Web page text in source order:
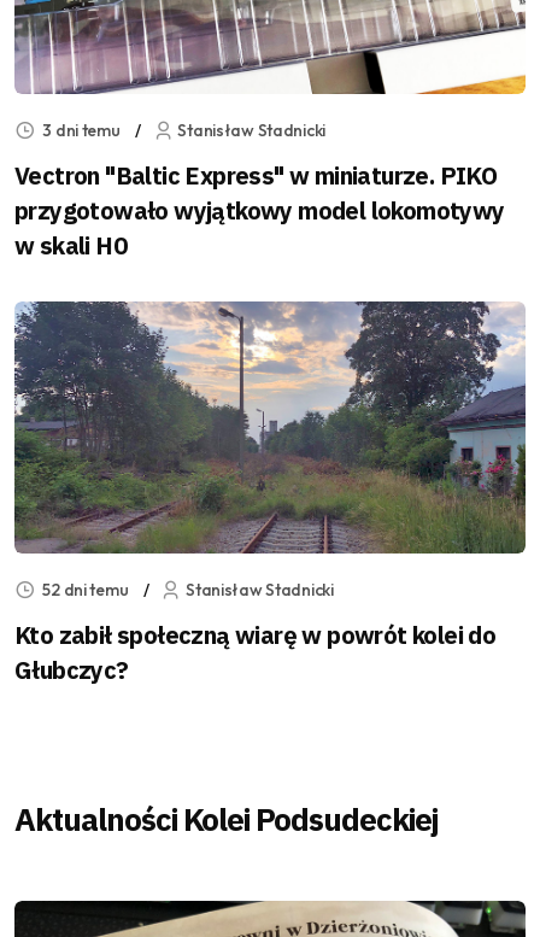
3 dni temu Stanisław Stadnicki
Vectron "Baltic Express" w miniaturze. PIKO
przygotowało wyjątkowy model lokomotywy
w skali H0
52 dni temu Stanisław Stadnicki
Kto zabił społeczną wiarę w powrót kolei do
Głubczyc?
Aktualności Kolei Podsudeckiej